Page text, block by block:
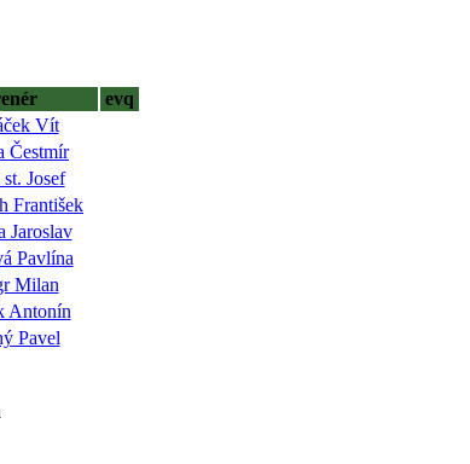
evq
Vít
Čestmír
Josef
František
Jaroslav
Pavlína
Milan
Antonín
Pavel